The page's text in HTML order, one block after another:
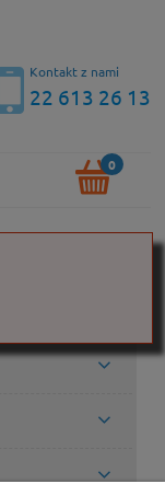
Kontakt z nami
22 613 26 13